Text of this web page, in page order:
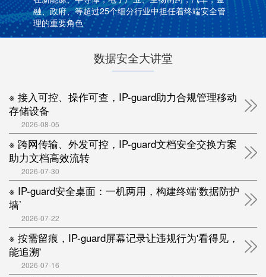
融、政府、等超过25个细分行业中担任着终端安全管
理的重要角色
数据安全大讲堂
※ 接入可控、操作可查，IP-guard助力合规管理移动
存储设备
2026-08-05
※ 跨网传输、外发可控，IP-guard文档安全交换方案
助力文档高效流转
2026-07-30
※ IP-guard安全桌面：一机两用，构建终端‘数据防护
墙’
2026-07-22
※ 按需留痕，IP-guard屏幕记录让违规行为'看得见，
能追溯'
2026-07-16